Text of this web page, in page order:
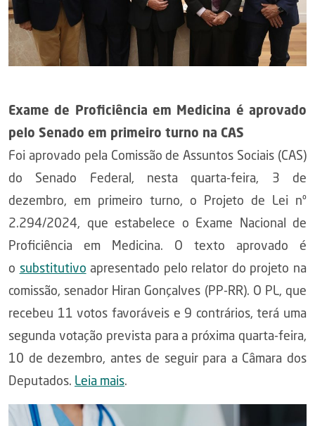
Exame de Proficiência em Medicina é aprovado
pelo Senado em primeiro turno na CAS
Foi aprovado pela Comissão de Assuntos Sociais (CAS)
do Senado Federal, nesta quarta-feira, 3 de
dezembro, em primeiro turno, o Projeto de Lei nº
2.294/2024, que estabelece o Exame Nacional de
Proficiência em Medicina. O texto aprovado é
o substitutivo apresentado pelo relator do projeto na
comissão, senador Hiran Gonçalves (PP-RR). O PL, que
recebeu 11 votos favoráveis e 9 contrários, terá uma
segunda votação prevista para a próxima quarta-feira,
10 de dezembro, antes de seguir para a Câmara dos
Deputados. Leia mais.